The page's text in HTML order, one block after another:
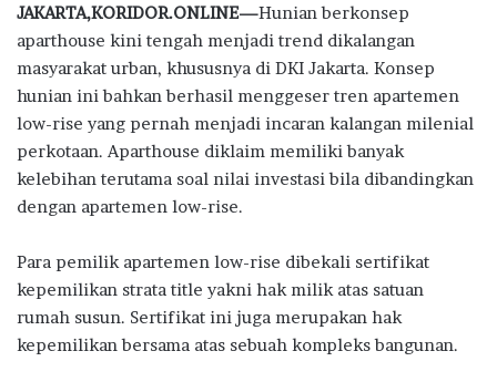
e
b
o
o
k
it
te
r
at
s
A
p
p
e e
g
ra
m
ar
e
JAKARTA,KORIDOR.ONLINE—Hunian berkonsep
aparthouse kini tengah menjadi trend dikalangan
masyarakat urban, khususnya di DKI Jakarta. Konsep
hunian ini bahkan berhasil menggeser tren apartemen
low-rise yang pernah menjadi incaran kalangan milenial
perkotaan. Aparthouse diklaim memiliki banyak
kelebihan terutama soal nilai investasi bila dibandingkan
dengan apartemen low-rise.
Para pemilik apartemen low-rise dibekali sertifikat
kepemilikan strata title yakni hak milik atas satuan
rumah susun. Sertifikat ini juga merupakan hak
kepemilikan bersama atas sebuah kompleks bangunan.